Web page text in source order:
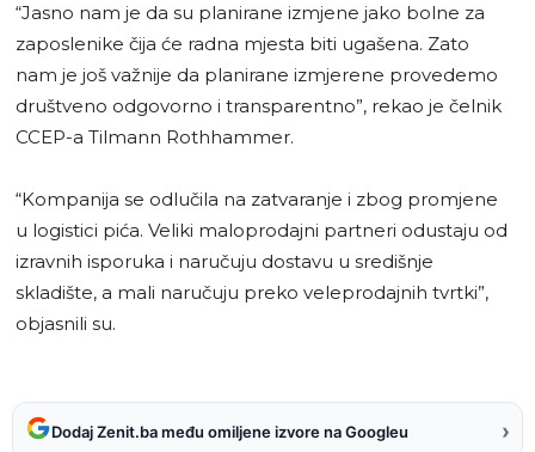
“Jasno nam je da su planirane izmjene jako bolne za
zaposlenike čija će radna mjesta biti ugašena. Zato
nam je još važnije da planirane izmjerene provedemo
društveno odgovorno i transparentno”, rekao je čelnik
CCEP-a Tilmann Rothhammer.
“Kompanija se odlučila na zatvaranje i zbog promjene
u logistici pića. Veliki maloprodajni partneri odustaju od
izravnih isporuka i naručuju dostavu u središnje
skladište, a mali naručuju preko veleprodajnih tvrtki”,
objasnili su.
Dodaj Zenit.ba među omiljene izvore na Googleu ›